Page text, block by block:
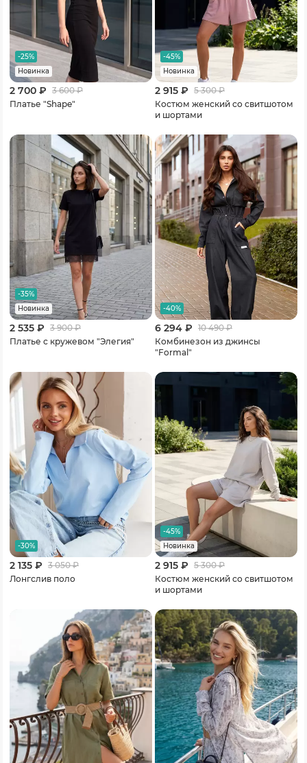
-25%
Новинка
2 700 ₽ 3 600₽
Платье "Shape"
-45%
Новинка
2 915 ₽ 5 300₽
Костюм женский со свитшотом
и шортами
-35%
Новинка
2 535 ₽ 3 900₽
Платье с кружевом "Элегия"
-40%
6 294 ₽ 10 490₽
Комбинезон из джинсы
"Formal"
-30%
2 135 ₽ 3 050₽
Лонгслив поло
-45%
Новинка
2 915 ₽ 5 300₽
Костюм женский со свитшотом
и шортами